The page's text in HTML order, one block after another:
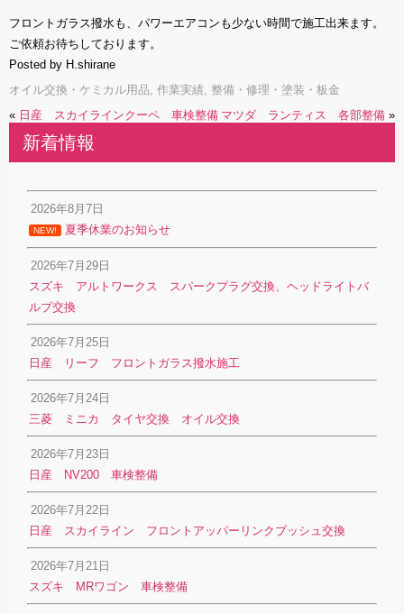
フロントガラス撥水も、パワーエアコンも少ない時間で施工出来ます。
ご依頼お待ちしております。
Posted by H.shirane
オイル交換・ケミカル用品, 作業実績, 整備・修理・塗装・板金
« 日産 スカイラインクーペ 車検整備 マツダ ランティス 各部整備 »
新着情報
2026年8月7日
NEW! 夏季休業のお知らせ
2026年7月29日
スズキ アルトワークス スパークプラグ交換、ヘッドライトバ
ルブ交換
2026年7月25日
日産 リーフ フロントガラス撥水施工
2026年7月24日
三菱 ミニカ タイヤ交換 オイル交換
2026年7月23日
日産 NV200 車検整備
2026年7月22日
日産 スカイライン フロントアッパーリンクブッシュ交換
2026年7月21日
スズキ MRワゴン 車検整備